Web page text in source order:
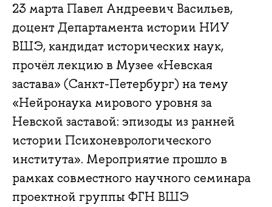
23 марта Павел Андреевич Васильев,
доцент Департамента истории НИУ
ВШЭ, кандидат исторических наук,
прочёл лекцию в Музее «Невская
застава» (Санкт-Петербург) на тему
«Нейронаука мирового уровня за
Невской заставой: эпизоды из ранней
истории Психоневрологического
института». Мероприятие прошло в
рамках совместного научного семинара
проектной группы ФГН ВШЭ